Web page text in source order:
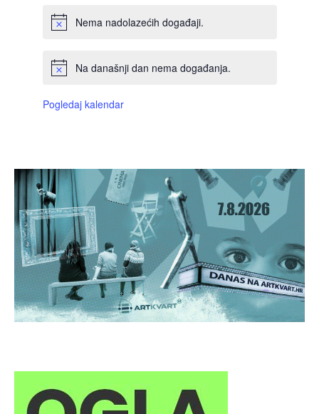
Nema nadolazećih događaji.
Na današnji dan nema događanja.
Pogledaj kalendar